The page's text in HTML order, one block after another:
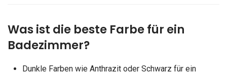
Was ist die beste Farbe für ein
Badezimmer?
Dunkle Farben wie Anthrazit oder Schwarz für ein